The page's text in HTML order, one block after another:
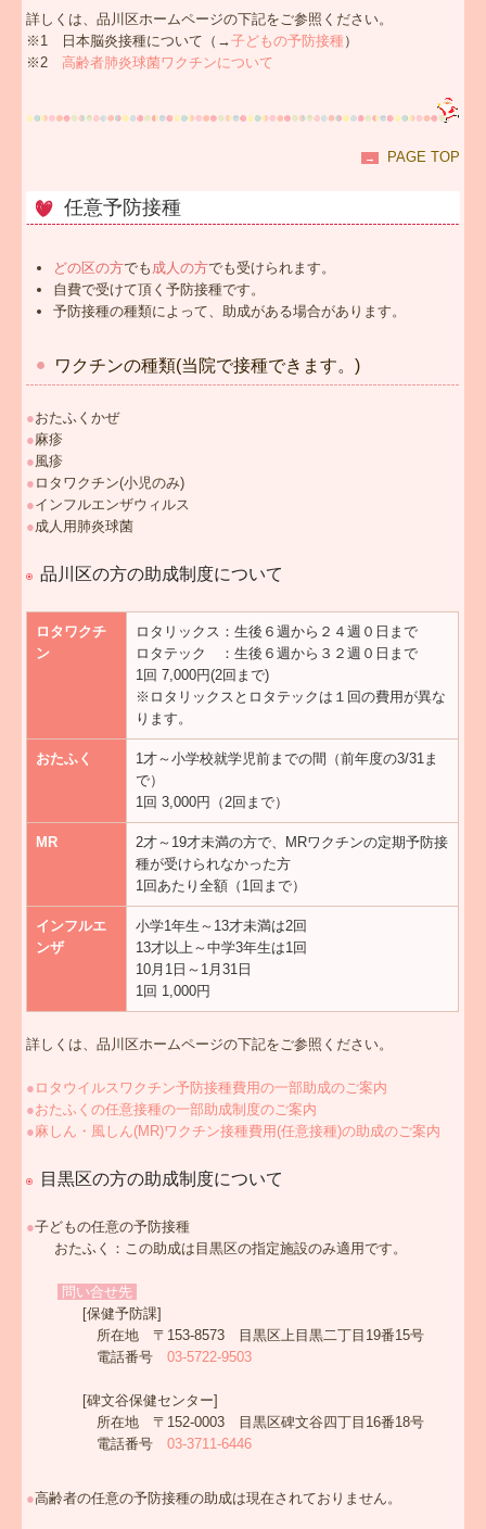
詳しくは、品川区ホームページの下記をご参照ください。
※1 日本脳炎接種について（→子どもの予防接種）
※2高齢者肺炎球菌ワクチンについて
→ PAGE TOP
任意予防接種
どの区の方でも 成人の方でも受けられます。
自費で受けて頂く予防接種です。
予防接種の種類によって、助成がある場合があります。
ワクチンの種類(当院で接種できます。)
●おたふくかぜ
●麻疹
●風疹
● ロタワクチン(小児のみ)
●インフルエンザウィルス
●成人用肺炎球菌
品川区の方の助成制度について
ロタワクチ
ン
ロタリックス：生後６週から２４週０日まで
ロタテック ：生後６週から３２週０日まで
1回 7,000円(2回まで)
※ロタリックスとロタテックは１回の費用が異な
ります。
おたふく
1才～小学校就学児前までの間（前年度の3/31ま
で）
1回 3,000円（2回まで）
MR
2才～19才未満の方で、MRワクチンの定期予防接
種が受けられなかった方
1回あたり全額（1回まで）
インフルエ
ンザ
小学1年生～13才未満は2回
13才以上～中学3年生は1回
10月1日～1月31日
1回 1,000円
詳しくは、品川区ホームページの下記をご参照ください。
● ロタウイルスワクチン予防接種費用の一部助成のご案内
●おたふくの任意接種の一部助成制度のご案内
●麻しん・風しん(MR)ワクチン接種費用(任意接種)の助成のご案内
目黒区の方の助成制度について
●子どもの任意の予防接種
おたふく：この助成は目黒区の指定施設のみ適用です。
問い合せ先
[保健予防課]
所在地 〒153-8573 目黒区上目黒二丁目19番15号
電話番号03-5722-9503
[碑文谷保健センター]
所在地 〒152-0003 目黒区碑文谷四丁目16番18号
電話番号03-3711-6446
●高齢者の任意の予防接種の助成は現在されておりません。